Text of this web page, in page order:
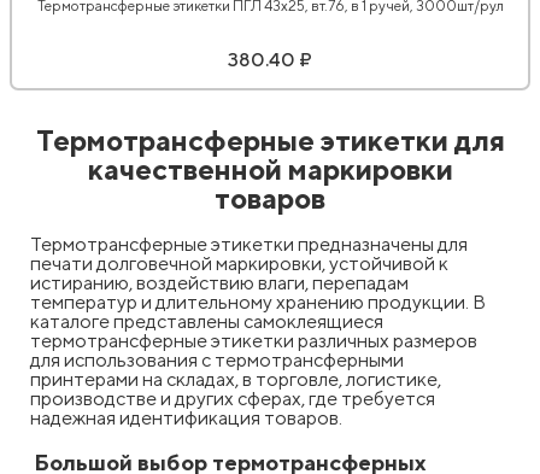
Термотрансферные этикетки ПГЛ 43x25, вт.76, в 1 ручей, 3000шт/рул
380.40 ₽
Термотрансферные этикетки для
качественной маркировки
товаров
Термотрансферные этикетки предназначены для
печати долговечной маркировки, устойчивой к
истиранию, воздействию влаги, перепадам
температур и длительному хранению продукции. В
каталоге представлены самоклеящиеся
термотрансферные этикетки различных размеров
для использования с термотрансферными
принтерами на складах, в торговле, логистике,
производстве и других сферах, где требуется
надежная идентификация товаров.
Большой выбор термотрансферных